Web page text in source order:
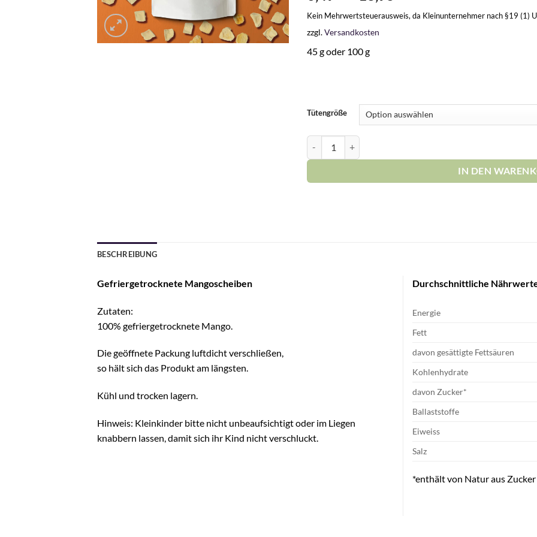
Kein Mehrwertsteuerausweis, da Kleinunternehmer nach §19 (1)
zzgl.Versandkosten
45 g oder 100 g
Tütengröße
IN DEN
BESCHREIBUNG
Gefriergetrocknete Mangoscheiben
Zutaten:
100% gefriergetrocknete Mango.
Die geöffnete Packung luftdicht verschließen,
so hält sich das Produkt am längsten.
Kühl und trocken lagern.
Hinweis: Kleinkinder bitte nicht unbeaufsichtigt oder im Liegen
knabbern lassen, damit sich ihr Kind nicht verschluckt.
Durchschnittliche
Energie
Fett
davon gesättigte Fettsäuren
Kohlenhydrate
davon Zucker*
Ballaststoffe
Eiweiss
Salz
*enthält von Natur aus Zucker